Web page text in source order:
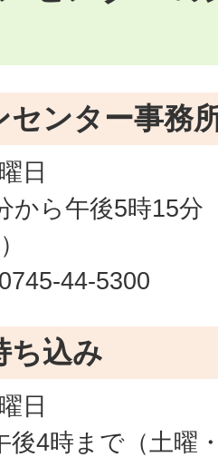
センター事務
日
から午後5時15分
44-5300
ち込み
日
後4時まで（土曜